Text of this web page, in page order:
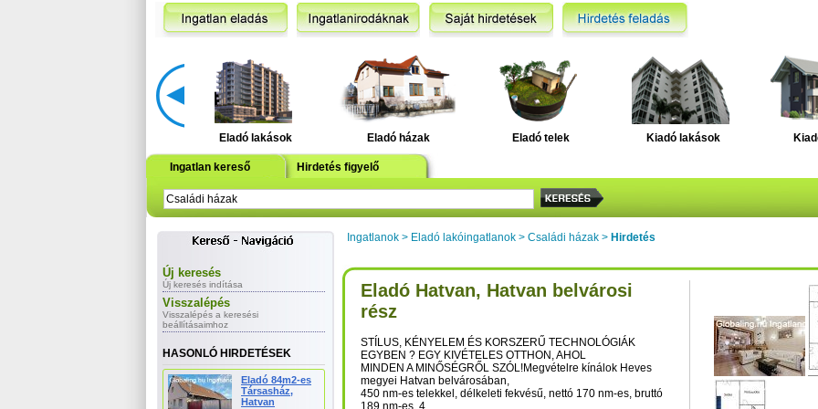
Eladó lakások Eladó házak Eladó telek Kiadó lakások
Ingatlan kereső Hirdetés figyelő
Új keresés
Új keresés indítása
Visszalépés
Visszalépés a keresési
beállításaimhoz
HASONLÓ HIRDETÉSEK
Eladó 84m2-es
Társasház,
Hatvan
Ingatlanok > Eladó lakóingatlanok > Családi házak > Hirdetés
Eladó Hatvan, Hatvan belvárosi
rész
STÍLUS, KÉNYELEM ÉS KORSZERŰ TECHNOLÓGIÁK
EGYBEN ? EGY KIVÉTELES OTTHON, AHOL
MINDEN A MINŐSÉGRŐL SZÓL!Megvételre kínálok Heves
megyei Hatvan belvárosában,
450 nm-es telekkel, délkeleti fekvésű, nettó 170 nm-es, bruttó
189 nm-es, 4